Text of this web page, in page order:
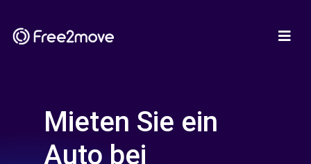
Mieten Sie ein
Auto bei